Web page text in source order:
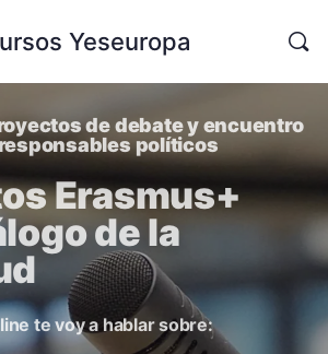
Yeseuropa
de debate y encuentro
políticos
Erasmus+
de la
te voy a hablar sobre: